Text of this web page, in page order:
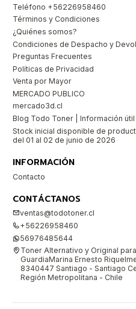
Teléfono +56226958460
Términos y Condiciones
¿Quiénes somos?
Condiciones de Despacho y
Preguntas Frecuentes
Políticas de Privacidad
Venta por Mayor
MERCADO PUBLICO
mercado3d.cl
Blog Todo Toner | Información útil
Stock inicial disponible de
del 01 al 02 de junio de 2026
INFORMACIÓN
Contacto
CONTÁCTANOS
ventas@todotoner.cl
+56226958460
56976485644
Toner Alternativo y Original
GuardiaMarina Ernesto
8340447 Santiago - Santiago
Región Metropolitana - Chile